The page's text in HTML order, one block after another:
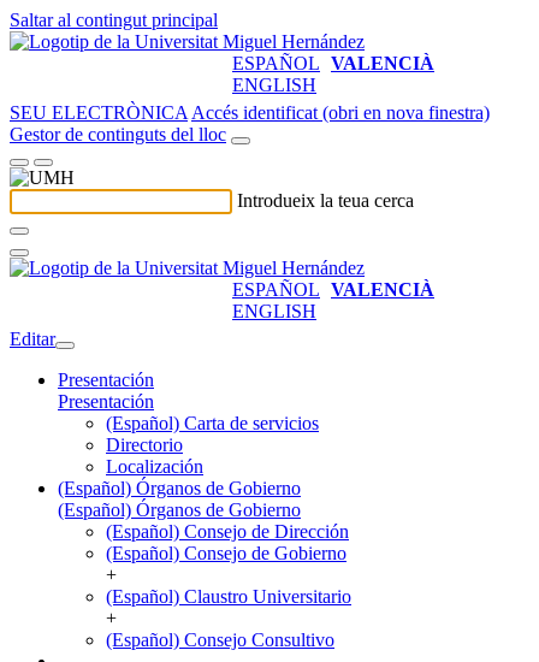
Saltar al contingut principal
ESPAÑOL VALENCIÀ
ENGLISH
SEU ELECTRÒNICA Accés identificat (obri en nova finestra)
Gestor de continguts del lloc
Introdueix la teua cerca
ESPAÑOL VALENCIÀ
ENGLISH
Editar
Presentación
Presentación
(Español) Carta de servicios
Directorio
Localización
(Español) Órganos de Gobierno
(Español) Órganos de Gobierno
(Español) Consejo de Dirección
(Español) Consejo de Gobierno
+
(Español) Claustro Universitario
+
(Español) Consejo Consultivo